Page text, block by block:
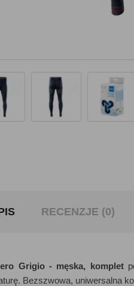
RECENZJE (0)
Grigio - męska, komplet
Bezszwowa, uniwersalna